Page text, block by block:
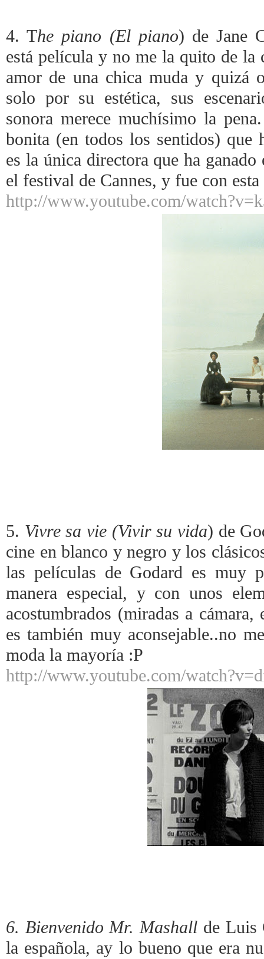
4. The piano (El piano) de Jane
está película y no me la quito de la
amor de una chica muda y quizá
solo por su estética, sus
sonora merece muchísimo la
bonita (en todos los sentidos) que
es la única directora que ha
el festival de Cannes, y fue con
http://www.youtube.com/
5. Vivre sa vie (Vivir su vida) de
cine en blanco y negro y los
las películas de Godard es muy
manera especial, y con unos
acostumbrados (miradas a
es también muy aconsejable..no
moda la mayoría :P
http://www.youtube.com/
6. Bienvenido Mr. Mashall de Luis
la española, ay lo bueno que era